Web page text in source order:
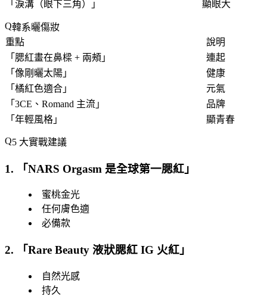
「 淚溝（眼下三角） 」 顯眼大
韓系曬傷妝
重點
說明
「 腮紅畫在鼻樑 + 兩頰 」
連起
「 像剛曬太陽 」
健康
「 橘紅色適合 」
元氣
「 3CE、Romand 主流 」
品牌
「 年輕風格 」 顯青春
5 大實戰建議
1. 「NARS Orgasm 是全球第一腮紅 」
蜜桃金光
任何膚色適
必備款
2. 「Rare Beauty 液狀腮紅 IG 火紅 」
自然光感
持久